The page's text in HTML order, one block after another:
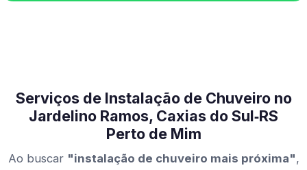
Serviços de Instalação de Chuveiro no
Jardelino Ramos, Caxias do Sul‑RS
Perto de Mim
Ao buscar "instalação de chuveiro mais próxima",